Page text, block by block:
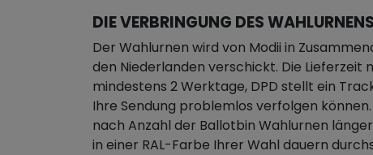
DIE VERBRINGUNG DES
Der Wahlurnen wird von Modii in
den Niederlanden verschickt. Die
mindestens 2 Werktage, DPD stellt ein
Ihre Sendung problemlos verfolgen
nach Anzahl der Ballotbin Wahlurnen
in einer RAL-Farbe Ihrer Wahl dauern